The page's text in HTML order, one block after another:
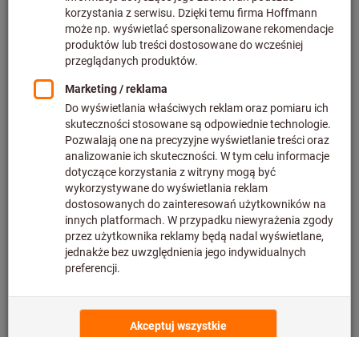
Dodaj do koszyka
Szacowany czas dostawy: 2-3 tygodnie
UWAGA:
Ten produkt jest zamawiany bezpośrednio u producenta i
nie znajduje się w naszym magazynie – czas dostawy
może być wydłużony.Ostateczna cena zostanie
wyświetlona po dodaniu produktu do koszyka i przejściu
do kasy.Produkt nie podlega zwrotowi.Informacje
Dodaj do listy artykułów Udostępnij artykuł